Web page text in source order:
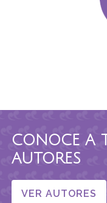
CONOCE A
AUTORES
VER AUTORES